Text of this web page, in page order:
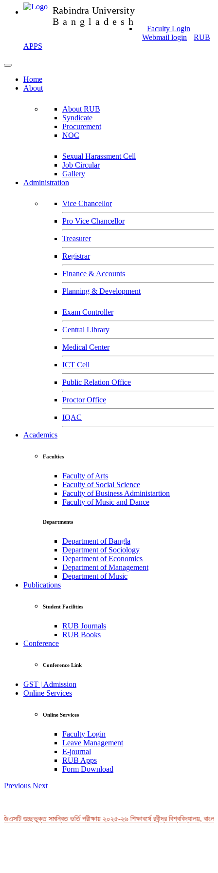
Rabindra University
Bangladesh
Faculty Login
Webmail login
RUB
APPS
Home
About
About RUB
Syndicate
Procurement
NOC
Sexual Harassment Cell
Job Circular
Gallery
Administration
Vice Chancellor
Pro Vice Chancellor
Treasurer
Registrar
Finance & Accounts
Planning & Development
Exam Controller
Central Library
Medical Center
ICT Cell
Public Relation Office
Proctor Office
IQAC
Academics
Faculties
Faculty of Arts
Faculty of Social Science
Faculty of Business Administartion
Faculty of Music and Dance
Departments
Department of Bangla
Department of Sociology
Department of Economics
Department of Management
Department of Music
Publications
Student Facilities
RUB Journals
RUB Books
Conference
Conference Link
GST | Admission
Online Services
Online Services
Faculty Login
Leave Management
E-journal
RUB Apps
Form Download
Previous Next
গুচ্ছভুক্ত সমন্বিত ভর্তি পরীক্ষায় ২০২৫-২৬ শিক্ষাবর্ষে রবীন্দ্র বিশ্ববিদ্যালয়,